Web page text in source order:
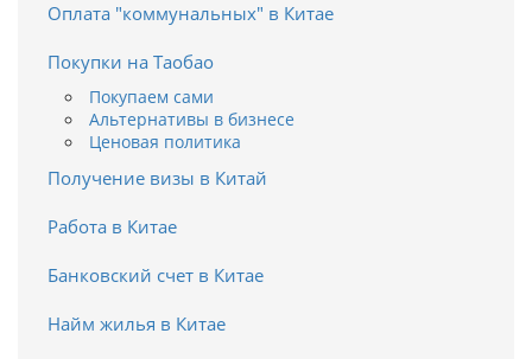
Оплата "коммунальных" в Китае
Покупки на Таобао
Покупаем сами
Альтернативы в бизнесе
Ценовая политика
Получение визы в Китай
Работа в Китае
Банковский счет в Китае
Найм жилья в Китае